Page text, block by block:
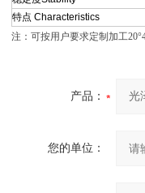
特点 Characteristics
注：可按用户要求定制加工
产品：
您的单位：